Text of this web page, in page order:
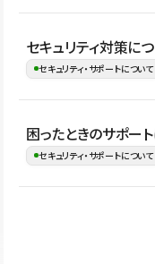
はい。CMSやコンポー
ことで、デザインを崩
ながらレイアウトに影
す。
セキュリティ対策に
セキュリティ・サポートについて
Studioでは、公開サイ
の暗号化、データ保護
はSSL/TLSによる通信
困ったときのサポー
セキュリティ・サポートについて
操作方法や機能につい